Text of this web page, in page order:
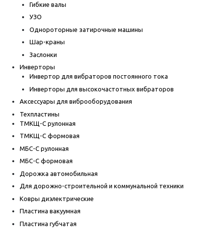
Гибкие валы
УЗО
Однороторные затирочные машины
Шар-краны
Заслонки
Инверторы
Инвертор для вибраторов постоянного тока
Инверторы для высокочастотных вибраторов
Аксессуары для виброоборудования
Техпластины
ТМКЩ-С рулонная
ТМКЩ-С формовая
МБС-С рулонная
МБС-С формовая
Дорожка автомобильная
Для дорожно-строительной и коммунальной техники
Ковры диэлектрические
Пластина вакуумная
Пластина губчатая